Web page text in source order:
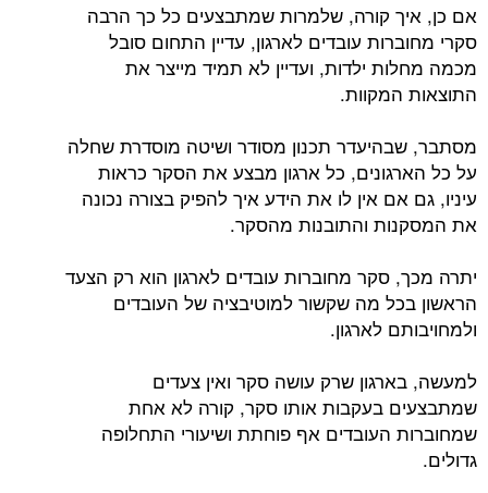
אם כן, איך קורה, שלמרות שמתבצעים כל כך הרבה
סקרי מחוברות עובדים לארגון, עדיין התחום סובל
מכמה מחלות ילדות, ועדיין לא תמיד מייצר את
התוצאות המקוות.
מסתבר, שבהיעדר תכנון מסודר ושיטה מוסדרת שחלה
על כל הארגונים, כל ארגון מבצע את הסקר כראות
עיניו, גם אם אין לו את הידע איך להפיק בצורה נכונה
את המסקנות והתובנות מהסקר.
יתרה מכך, סקר מחוברות עובדים לארגון הוא רק הצעד
הראשון בכל מה שקשור למוטיבציה של העובדים
ולמחויבותם לארגון.
למעשה, בארגון שרק עושה סקר ואין צעדים
שמתבצעים בעקבות אותו סקר, קורה לא אחת
שמחוברות העובדים אף פוחתת ושיעורי התחלופה
גדולים.